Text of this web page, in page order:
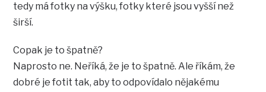
tedy má fotky na výšku, fotky které jsou vyšší než
širší.
Copak je to špatně?
Naprosto ne. Neříká, že je to špatně. Ale říkám, že
dobré je fotit tak, aby to odpovídalo nějakému